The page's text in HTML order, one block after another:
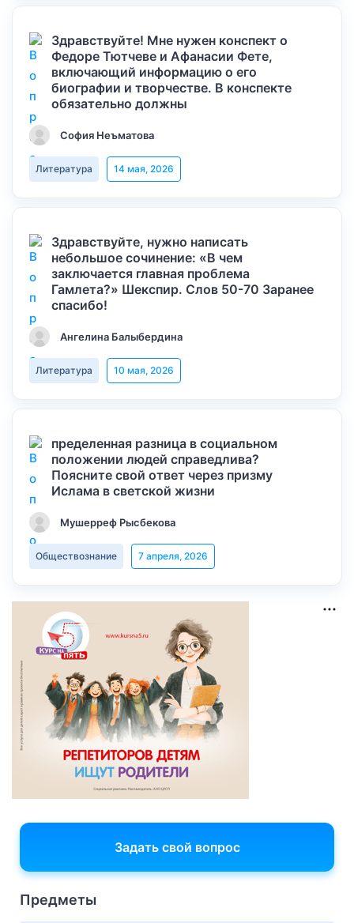
Здравствуйте! Мне нужен конспект о
Федоре Тютчеве и Афанасии Фете,
включающий информацию о его
биографии и творчестве. В конспекте
обязательно должны
София Неъматова
Литература 14 мая, 2026
Здравствуйте, нужно написать
небольшое сочинение: «В чем
заключается главная проблема
Гамлета?» Шекспир. Слов 50-70 Заранее
спасибо!
Ангелина Балыбердина
Литература 10 мая, 2026
пределенная разница в социальном
положении людей справедлива?
Поясните свой ответ через призму
Ислама в светской жизни
Мушерреф Рысбекова
Обществознание 7 апреля, 2026
Задать свой вопрос
Предметы